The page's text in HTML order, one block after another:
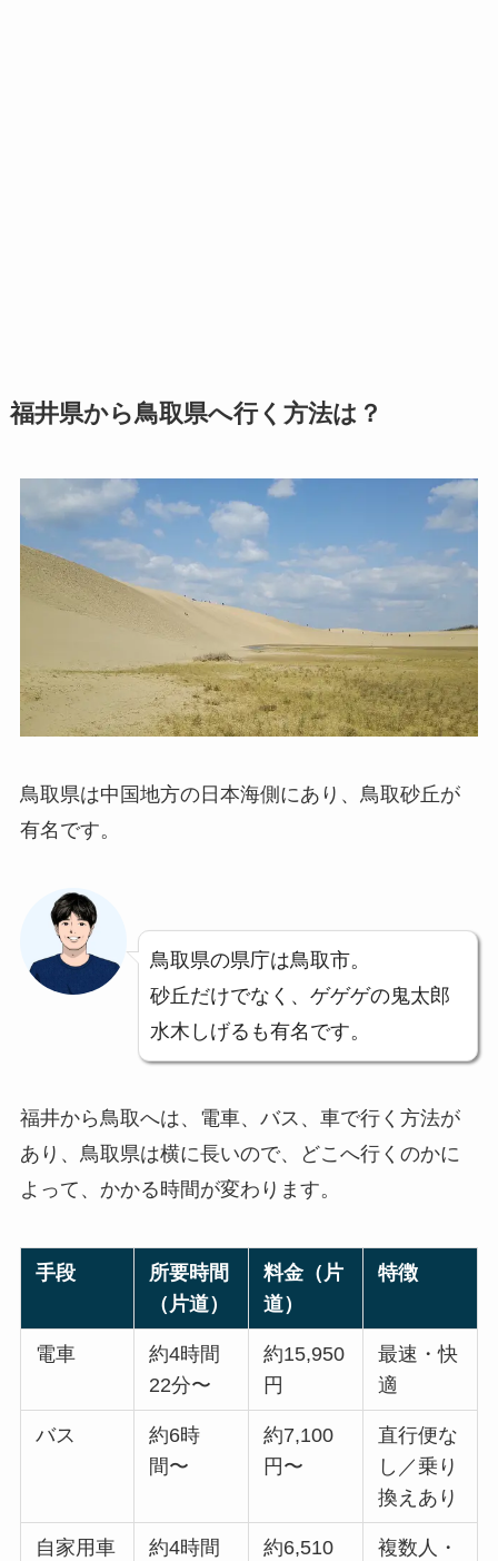
福井県から鳥取県へ行く方法は？
鳥取県は中国地方の日本海側にあり、鳥取砂丘が
有名です。
鳥取県の県庁は鳥取市。
砂丘だけでなく、ゲゲゲの鬼太郎
水木しげるも有名です。
福井から鳥取へは、電車、バス、車で行く方法が
あり、鳥取県は横に長いので、どこへ行くのかに
よって、かかる時間が変わります。
手段
所要時間
（片道）
料金（片
道）
特徴
電車
約4時間
22分〜
約15,950
円
最速・快
適
バス
約6時
間〜
約7,100
円〜
直行便な
し／乗り
換えあり
自家用車
約4時間
約6,510
複数人・